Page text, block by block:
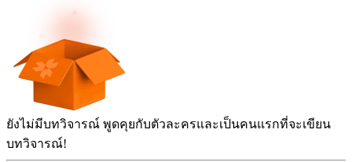
ยังไม่มีบทวิจารณ์ พูดคุยกับตัวละครและเป็นคนแรกที่จะเขียน
บทวิจารณ์!